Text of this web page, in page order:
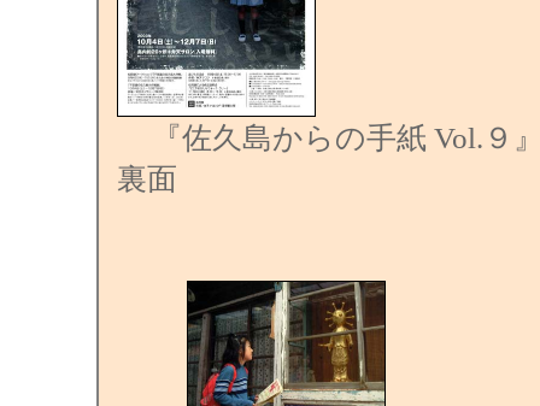
『佐久島からの手紙 Vol.９
裏面